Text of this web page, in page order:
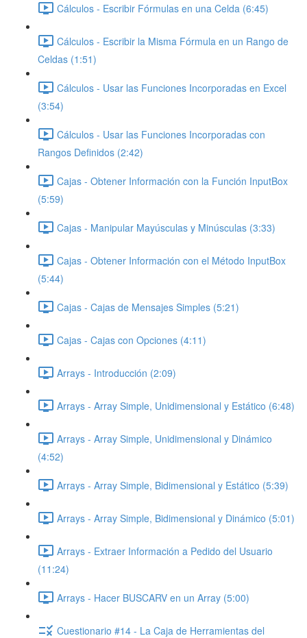
Cálculos - Escribir Fórmulas en una Celda (6:45)
Cálculos - Escribir la Misma Fórmula en un Rango de
Celdas (1:51)
Cálculos - Usar las Funciones Incorporadas en Excel
(3:54)
Cálculos - Usar las Funciones Incorporadas con
Rangos Definidos (2:42)
Cajas - Obtener Información con la Función InputBox
(5:59)
Cajas - Manipular Mayúsculas y Minúsculas (3:33)
Cajas - Obtener Información con el Método InputBox
(5:44)
Cajas - Cajas de Mensajes Simples (5:21)
Cajas - Cajas con Opciones (4:11)
Arrays - Introducción (2:09)
Arrays - Array Simple, Unidimensional y Estático (6:48)
Arrays - Array Simple, Unidimensional y Dinámico
(4:52)
Arrays - Array Simple, Bidimensional y Estático (5:39)
Arrays - Array Simple, Bidimensional y Dinámico (5:01)
Arrays - Extraer Información a Pedido del Usuario
(11:24)
Arrays - Hacer BUSCARV en un Array (5:00)
Cuestionario #14 - La Caja de Herramientas del